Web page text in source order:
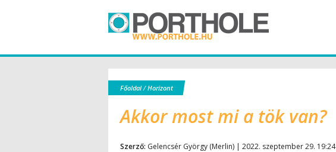
Főoldal/Horizont
Akkor most mi a tök van?
Szerző: Gelencsér György (Merlin) | 2022. szeptember 29. 19:24